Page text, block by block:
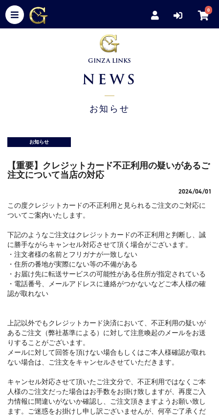
0
GINZA LINKS
NEWS
お知らせ
お知らせ
【重要】クレジットカード不正利用の疑いがあるご
注文について当店の対応
2024/04/01
この度クレジットカードの不正利用と見られるご注文のご対応に
ついてご案内いたします。
下記のようなご注文はクレジットカードの不正利用と判断し、誠
に勝手ながらキャンセル対応させて頂く場合がございます。
・注文者様の名前とフリガナが一致しない
・住所の番地が実際にない等の不備がある
・お届け先に転送サービスの可能性がある住所が指定されている
・電話番号、メールアドレスに連絡がつかないなどご本人様の確
認が取れない
上記以外でもクレジットカード決済において、不正利用の疑いが
あるご注文（弊社基準による）に対して注意喚起のメールをお送
りすることがございます。
メールに対して回答を頂けない場合もしくはご本人様確認が取れ
ない場合は、ご注文をキャンセルさせていただきます。
キャンセル対応させて頂いたご注文分で、不正利用ではなくご本
人様のご注文だった場合はお手数をお掛け致しますが、再度ご入
力情報に間違いがないか確認し、ご注文頂きますようお願い致し
ます。ご迷惑をお掛けし申し訳ございませんが、何卒ご了承くだ